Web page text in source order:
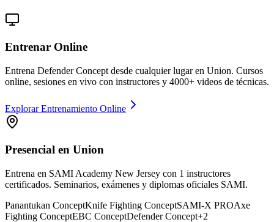
Entrenar Online
Entrena Defender Concept desde cualquier lugar en Union. Cursos
online, sesiones en vivo con instructores y 4000+ videos de técnicas.
Explorar Entrenamiento Online
Presencial en Union
Entrena en SAMI Academy New Jersey con 1 instructores
certificados. Seminarios, exámenes y diplomas oficiales SAMI.
Panantukan ConceptKnife Fighting ConceptSAMI-X PROAxe
Fighting ConceptEBC ConceptDefender Concept+2